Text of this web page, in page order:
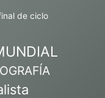
de ciclo